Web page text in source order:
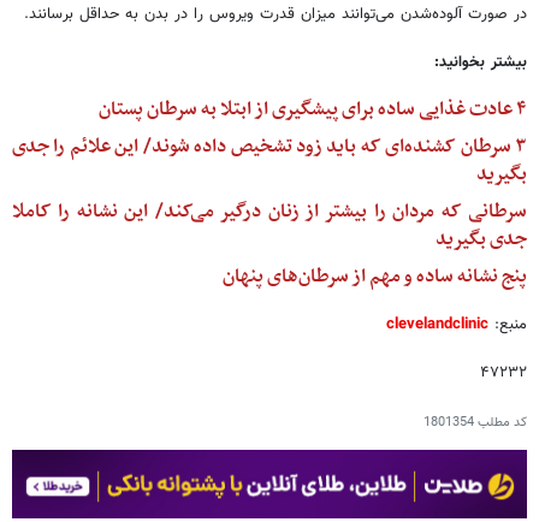
در صورت آلوده‌شدن می‌توانند میزان قدرت ویروس را در بدن به حداقل برسانند.
بیشتر بخوانید:
۴ عادت غذایی ساده برای پیشگیری از ابتلا به سرطان پستان
۳ سرطان کشنده‌ای که باید زود تشخیص داده شوند/ این علائم را جدی
بگیرید
سرطانی که مردان را بیشتر از زنان درگیر می‌کند/ این نشانه را کاملا
جدی بگیرید
پنج نشانه ساده و مهم از سرطان‌های پنهان
منبع: clevelandclinic
۴۷۲۳۲
کد مطلب1801354